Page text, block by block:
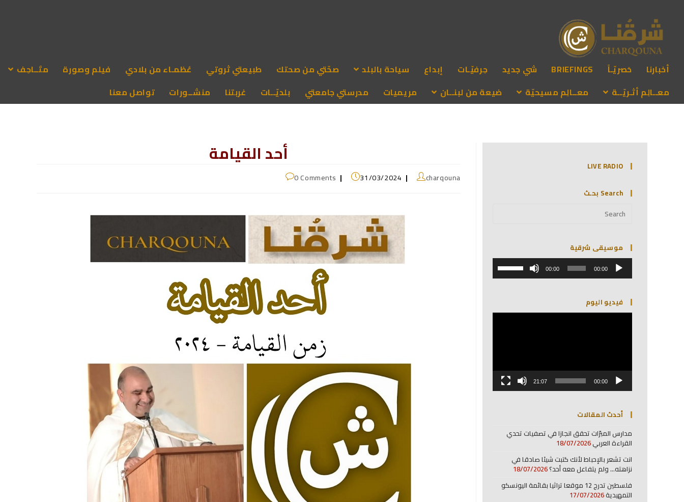
أخبارنا حَصريّـاً BRIEFINGS شي جديد حِرفيّـات إبداع سياحة بالبلد صحّتي من صحتك طبيعتي ثروتي عُظمـاء من بلادي فيلم وصورة
متَــاحِف
معــالِم أثـريّــة
معــالِم مسيحيّة ضيعة من لبنــان مريميات مدرستي جامعتي بلديّــات غربتنا منشــورات تواصل معنا
أحد القيامة
charqouna
31/03/2024
0 Comments
LIVE RADIO
Search بحـث
موسيقى شرقية
مشغل
الصوت 00:00
00:00
مفاتيح
لزيادة
فيديو اليوم
مشغل
00:00
21:07
أحدث المقالات
مدارس المبرّات تحقق انجازا في تصفيات تحدي
القراءة العربي18/07/2026
انت تشعر بالإحباط لأنك كتبت شيئا صادقا في
نزاهته… ولم يتفاعل معه أحد؟18/07/2026
فلسطين تدرج 12 موقعا تراثيا بقائمة اليونسكو
التمهيدية17/07/2026